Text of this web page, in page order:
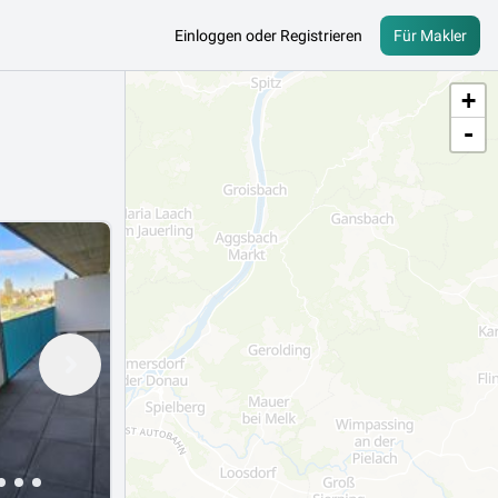
Einloggen oder Registrieren Für Makler
+
-